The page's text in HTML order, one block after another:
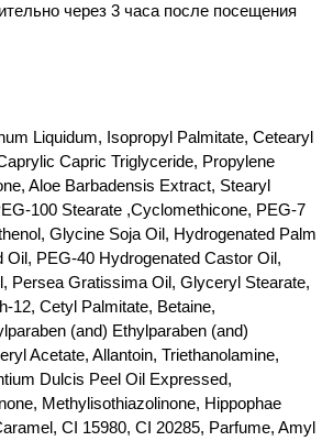
через 3 часа после посещения
Liquidum, Isopropyl Palmitate, Cetearyl
Capric Triglyceride, Propylene
Aloe Barbadensis Extract, Stearyl
100 Stearate ,Cyclomethicone, PEG-7
Glycine Soja Oil, Hydrogenated Palm
Oil, PEG-40 Hydrogenated Castor Oil,
Persea Gratissima Oil, Glyceryl Stearate,
12, Cetyl Palmitate, Betaine,
(and) Ethylparaben (and)
Acetate, Allantoin, Triethanolamine,
Dulcis Peel Oil Expressed,
Methylisothiazolinone, Hippophae
CI 15980, CI 20285, Parfume, Amyl